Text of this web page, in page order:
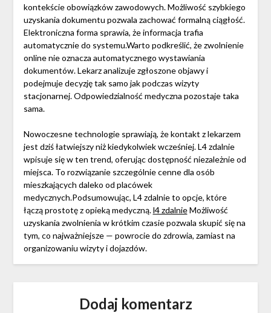
kontekście obowiązków zawodowych. Możliwość szybkiego
uzyskania dokumentu pozwala zachować formalną ciągłość.
Elektroniczna forma sprawia, że informacja trafia
automatycznie do systemu.Warto podkreślić, że zwolnienie
online nie oznacza automatycznego wystawiania
dokumentów. Lekarz analizuje zgłoszone objawy i
podejmuje decyzję tak samo jak podczas wizyty
stacjonarnej. Odpowiedzialność medyczna pozostaje taka
sama.
Nowoczesne technologie sprawiają, że kontakt z lekarzem
jest dziś łatwiejszy niż kiedykolwiek wcześniej. L4 zdalnie
wpisuje się w ten trend, oferując dostępność niezależnie od
miejsca. To rozwiązanie szczególnie cenne dla osób
mieszkających daleko od placówek
medycznych.Podsumowując, L4 zdalnie to opcje, które
łączą prostotę z opieką medyczną.l4 zdalnieMożliwość
uzyskania zwolnienia w krótkim czasie pozwala skupić się na
tym, co najważniejsze — powrocie do zdrowia, zamiast na
organizowaniu wizyty i dojazdów.
Dodaj komentarz